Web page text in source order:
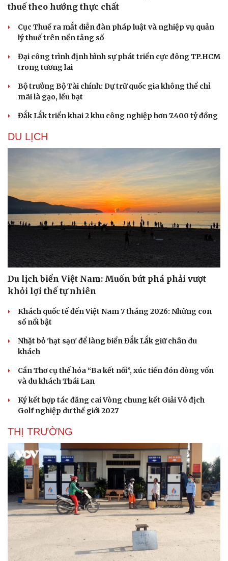
Văn hóa
Sân khấu - Điện ảnh
Văn học
Âm nhạc
Giải trí
Nghệ sĩ
Thời trang
thuế theo hướng thực chất
Cục Thuế ra mắt diễn đàn pháp luật và nghiệp vụ quản
lý thuế trên nền tảng số
Đại công trình định hình sự phát triển cực đông TP.HCM
trong tương lai
Bộ trưởng Bộ Tài chính: Dự trữ quốc gia không thể chỉ
mãi là gạo, lều bạt
Đắk Lắk triển khai 2 khu công nghiệp hơn 7.400 tỷ đồng
DU LỊCH
Du lịch biển Việt Nam: Muốn bứt phá phải vượt
khỏi lợi thế tự nhiên
Khách quốc tế đến Việt Nam 7 tháng 2026: Những con
số nổi bật
Nhặt bỏ 'hạt sạn' để làng biển Đắk Lắk giữ chân du
khách
Cần Thơ cụ thể hóa “Ba kết nối”, xúc tiến đón dòng vốn
và du khách Thái Lan
Ký kết hợp tác đăng cai Vòng chung kết Giải Vô địch
Golf nghiệp dư thế giới 2027
THỊ TRƯỜNG